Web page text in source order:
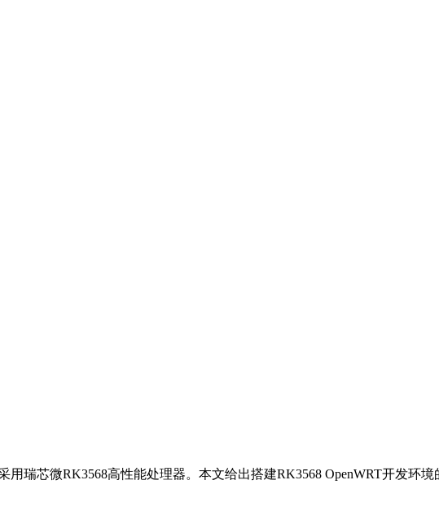
瑞芯微RK3568高性能处理器。本文给出搭建RK3568 OpenWRT开发环